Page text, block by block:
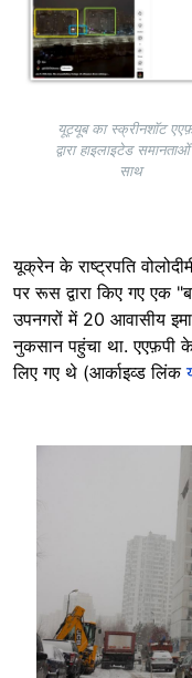
यूट्यूब का स्क्रीनशॉट
द्वारा हाइलाइटेड
साथ
यूक्रेन के राष्ट्रपति
पर रूस द्वारा किए गए एक
उपनगरों में 20 आवासीय
नुकसान पहुंचा था. एएफ़पी
लिए गए थे (आर्काइव्ड लिंक